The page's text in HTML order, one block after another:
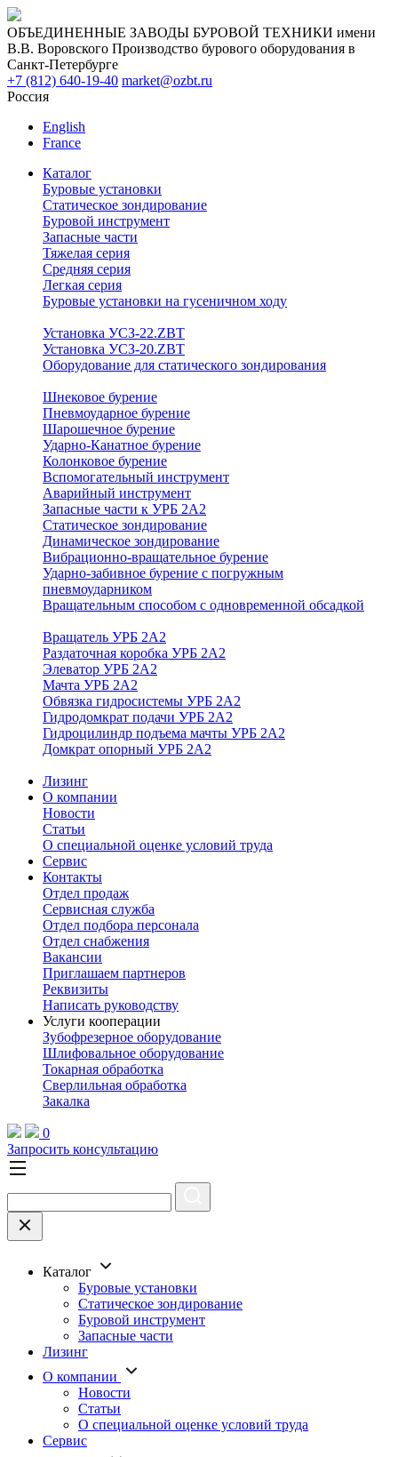
ОБЪЕДИНЕННЫЕ ЗАВОДЫ БУРОВОЙ ТЕХНИКИ имени
В.В. Воровского Производство бурового оборудования в
Санкт-Петербурге
+7 (812) 640-19-40 market@ozbt.ru
Россия
English
France
Каталог
Буровые установки
Статическое зондирование
Буровой инструмент
Запасные части
Тяжелая серия
Средняя серия
Легкая серия
Буровые установки на гусеничном ходу
Установка УСЗ-22.ZBT
Установка УСЗ-20.ZBT
Оборудование для статического зондирования
Шнековое бурение
Пневмоударное бурение
Шарошечное бурение
Ударно-Канатное бурение
Колонковое бурение
Вспомогательный инструмент
Аварийный инструмент
Запасные части к УРБ 2А2
Статическое зондирование
Динамическое зондирование
Вибрационно-вращательное бурение
Ударно-забивное бурение с погружным
пневмоударником
Вращательным способом с одновременной обсадкой
Вращатель УРБ 2А2
Раздаточная коробка УРБ 2А2
Элеватор УРБ 2А2
Мачта УРБ 2А2
Обвязка гидросистемы УРБ 2А2
Гидродомкрат подачи УРБ 2А2
Гидроцилиндр подъема мачты УРБ 2А2
Домкрат опорный УРБ 2А2
Лизинг
О компании
Новости
Статьи
О специальной оценке условий труда
Сервис
Контакты
Отдел продаж
Сервисная служба
Отдел подбора персонала
Отдел снабжения
Вакансии
Приглашаем партнеров
Реквизиты
Написать руководству
Услуги кооперации
Зубофрезерное оборудование
Шлифовальное оборудование
Токарная обработка
Cверлильная обработка
Закалка
0
Запросить консультацию
Каталог
Буровые установки
Статическое зондирование
Буровой инструмент
Запасные части
Лизинг
О компании
Новости
Статьи
О специальной оценке условий труда
Сервис